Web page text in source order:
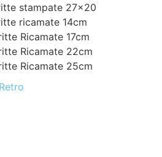
stampate 27×20
ricamate 14cm
Ricamate 17cm
Ricamate 22cm
Ricamate 25cm